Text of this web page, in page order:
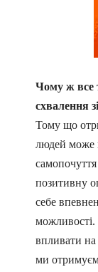
Чому ж все
схвалення
Тому що
людей може
позитивну
себе
впливати
ми